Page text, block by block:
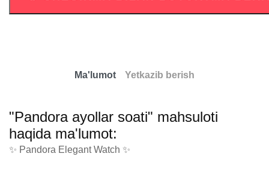
Ma'lumot Yetkazib berish
"Pandora ayollar soati" mahsuloti
haqida ma'lumot:
✨ Pandora Elegant Watch ✨